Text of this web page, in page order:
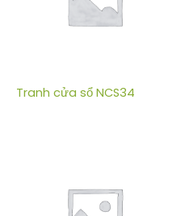
Tranh cửa sổ NCS34